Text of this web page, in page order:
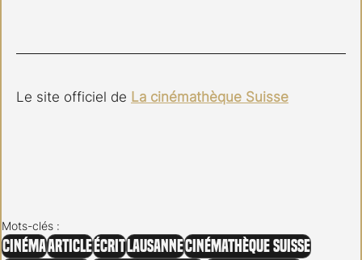
Le site officiel de La cinémathèque Suisse
Mots-clés :
CinémaArticle Écrit LausanneCinémathèque Suisse